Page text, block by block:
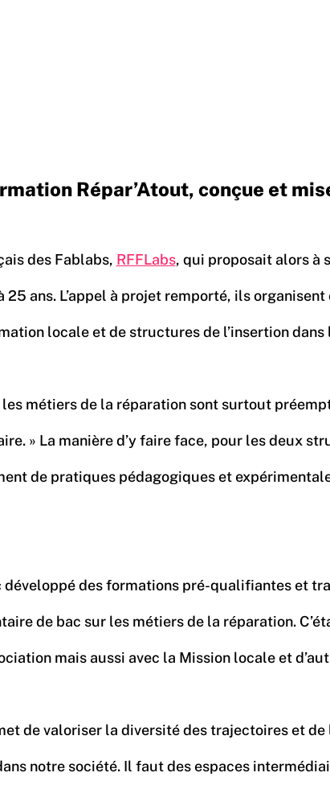
Répar’Atout,
des Fablabs, RFFLabs, qui proposait alors à
ans. L’appel à projet remporté, ils
locale et de structures de l’insertion
métiers de la réparation sont surtout
» La manière d’y faire face, pour les deux
de pratiques pédagogiques et
des formations pré-qualifiantes
de bac sur les métiers de la réparation.
mais aussi avec la Mission locale et
de valoriser la diversité des trajectoires et
notre société. Il faut des espaces